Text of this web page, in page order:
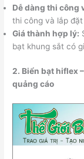
Dễ dàng thi công
thi công và lắp
Giá thành hợp lý:
bạt khung sắt có
2. Biển bạt hiflex
quảng cáo